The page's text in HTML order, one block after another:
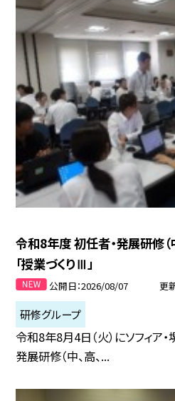
令和8年度 初任者・発展研修（
「授業づくりⅢ」
公開日 2026/08/07 更
研修グループ
令和8年8月4日（火）にソフィア
発展研修（中、高、...